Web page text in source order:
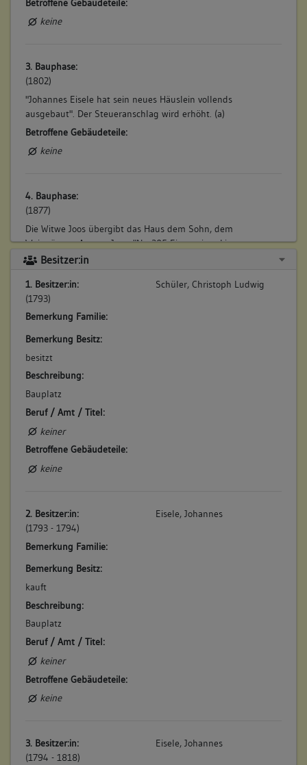
Betroffene Gebäudeteile:
keine
3. Bauphase:
(1802)
"Johannes Eisele hat sein neues Häuslein vollends
ausgebaut". Der Steueranschlag wird erhöht. (a)
Betroffene Gebäudeteile:
keine
4. Bauphase:
(1877)
Die Witwe Joos übergibt das Haus dem Sohn, dem
Weingärtner August Joos: "Nr. 305 Ein zweistockiges
Wohnhaus (56 qm) mit gewölbtem Keller, Hof (28 qm), in der
gehört damals ein Anteil an der Scheuer Vorstadt 30. (a)
Betroffene Gebäudeteile:
keine
Besitzer:in
1. Besitzer:in:
(1793)
Schüler, Christoph Ludwig
Bemerkung Familie:
Bemerkung Besitz:
besitzt
Beschreibung:
Bauplatz
Beruf / Amt / Titel:
keiner
Betroffene Gebäudeteile:
keine
2. Besitzer:in:
(1793 - 1794)
Eisele, Johannes
Bemerkung Familie:
Bemerkung Besitz:
kauft
Beschreibung:
Bauplatz
Beruf / Amt / Titel:
keiner
Betroffene Gebäudeteile:
keine
3. Besitzer:in:
(1794 - 1818)
Eisele, Johannes